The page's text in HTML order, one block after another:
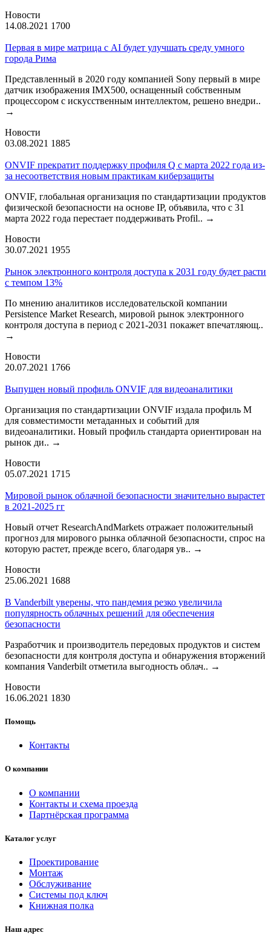
Новости
14.08.2021 1700
Первая в мире матрица с AI будет улучшать среду умного
города Рима
Представленный в 2020 году компанией Sony первый в мире
датчик изображения IMX500, оснащенный собственным
процессором с искусственным интеллектом, решено внедри..
→
Новости
03.08.2021 1885
ONVIF прекратит поддержку профиля Q с марта 2022 года из-
за несоответствия новым практикам киберзащиты
ONVIF, глобальная организация по стандартизации продуктов
физической безопасности на основе IP, объявила, что с 31
марта 2022 года перестает поддерживать Profil.. →
Новости
30.07.2021 1955
Рынок электронного контроля доступа к 2031 году будет расти
с темпом 13%
По мнению аналитиков исследовательской компании
Persistence Market Research, мировой рынок электронного
контроля доступа в период с 2021-2031 покажет впечатляющ..
→
Новости
20.07.2021 1766
Выпущен новый профиль ONVIF для видеоаналитики
Организация по стандартизации ONVIF издала профиль М
для совместимости метаданных и событий для
видеоаналитики. Новый профиль стандарта ориентирован на
рынок ди.. →
Новости
05.07.2021 1715
Мировой рынок облачной безопасности значительно вырастет
в 2021-2025 гг
Новый отчет ResearchAndMarkets отражает положительный
прогноз для мирового рынка облачной безопасности, спрос на
которую растет, прежде всего, благодаря ув.. →
Новости
25.06.2021 1688
В Vanderbilt уверены, что пандемия резко увеличила
популярность облачных решений для обеспечения
безопасности
Разработчик и производитель передовых продуктов и систем
безопасности для контроля доступа и обнаружения вторжений
компания Vanderbilt отметила выгодность облач.. →
Новости
16.06.2021 1830
Помощь
Контакты
О компании
О компании
Контакты и схема проезда
Партнёрская программа
Каталог услуг
Проектирование
Монтаж
Обслуживание
Системы под ключ
Книжная полка
Наш адрес